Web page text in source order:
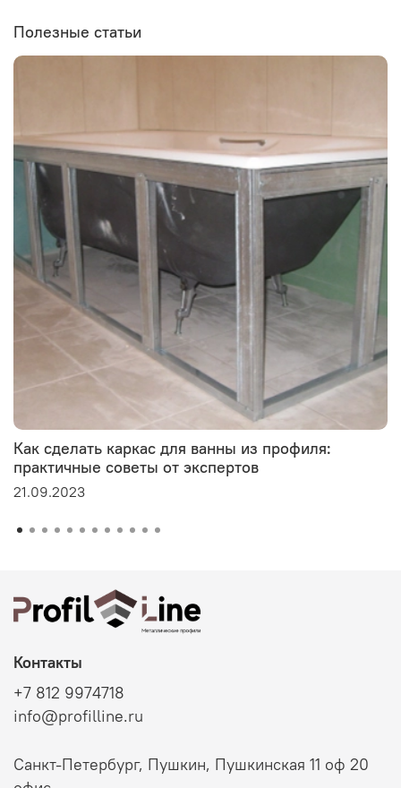
Полезные статьи
Как сделать каркас для ванны из профиля:
практичные советы от экспертов
21.09.2023
Контакты
+7 812 9974718
info@profilline.ru
Санкт-Петербург, Пушкин, Пушкинская 11 оф 20